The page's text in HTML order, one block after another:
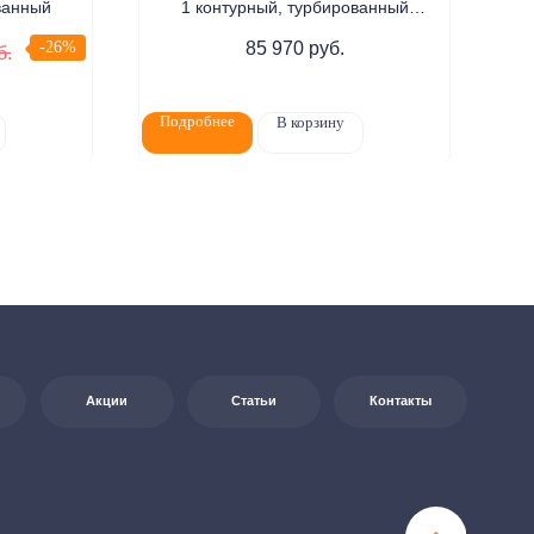
-26%
1 контурный, турбированный
Цена по запросу
85 970 руб.
Подробнее В корзину
Контакты